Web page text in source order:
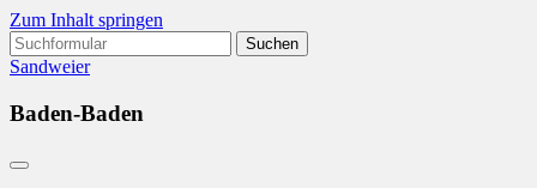
Zum Inhalt springen
Suchen
nach:
Sandweier
Baden-Baden